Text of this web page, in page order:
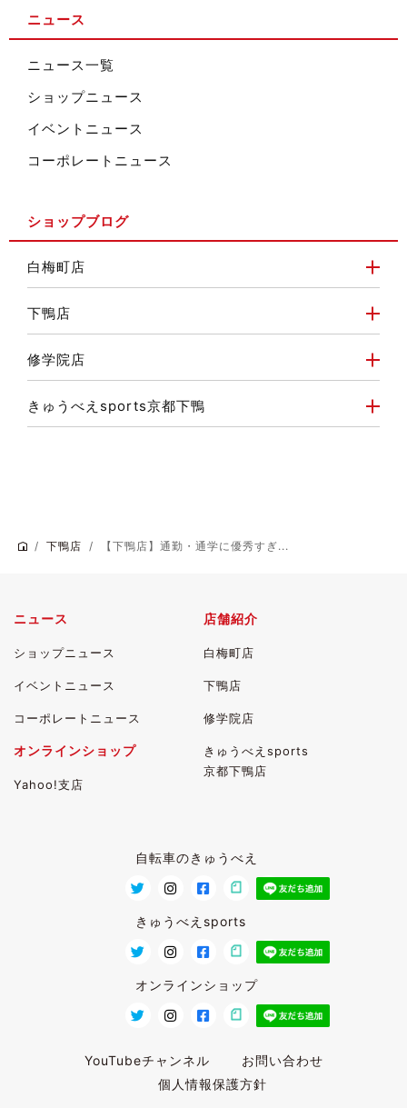
ニュース
ニュース一覧
ショップニュース
イベントニュース
コーポレートニュース
ショップブログ
白梅町店
下鴨店
修学院店
きゅうべえsports京都下鴨
下鴨店 【下鴨店】通勤・通学に優秀すぎ...
ニュース
ショップニュース
イベントニュース
コーポレートニュース
店舗紹介
白梅町店
下鴨店
修学院店
きゅうべえsports
京都下鴨店
オンラインショップ
Yahoo!支店
自転車のきゅうべえ
きゅうべえsports
オンラインショップ
YouTubeチャンネル
お問い合わせ
個人情報保護方針